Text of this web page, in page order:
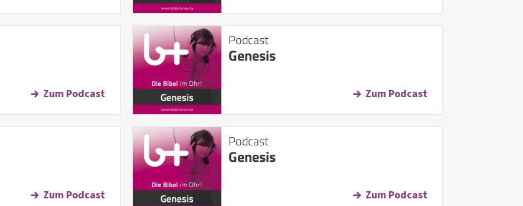
Zum Podcast
Podcast
Genesis
Zum Podcast
Zum Podcast
Podcast
Genesis
Zum Podcast